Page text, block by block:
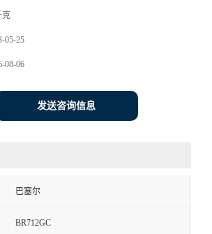
克
05-25
08-06
发送咨询信息
巴塞尔
BR712GC